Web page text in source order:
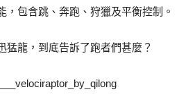
，包含跳、奔跑、狩獵及平衡控制。
猛龍，到底告訴了跑者們甚麼？